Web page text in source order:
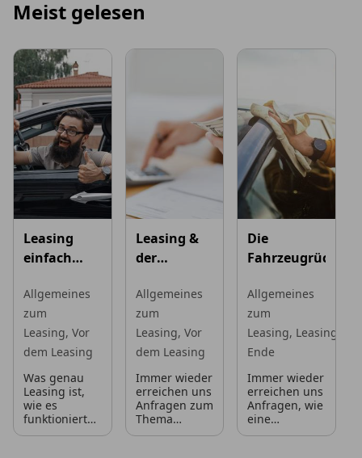
Meist gelesen
Leasing
einfach
Allgemeines
zum
Leasing, Vor
dem Leasing
Was genau
Leasing ist,
wie es
funktioniert
und, vor
Leasing &
der
Vorteil
Allgemeines
zum
Leasing, Vor
dem Leasing
Immer wieder
erreichen uns
Anfragen zum
Thema
„geldwerter
Die
Allgemeines
zum
Leasing, Leasing-
Ende
Immer wieder
erreichen uns
Anfragen, wie
eine
Fahrzeugrückgabe